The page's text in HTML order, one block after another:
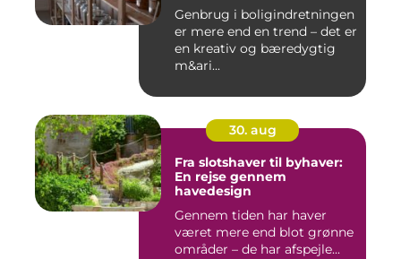
Genbrug i boligindretningen
er mere end en trend – det er
en kreativ og bæredygtig
m&ari...
30. aug
Fra slotshaver til byhaver:
En rejse gennem
havedesign
Gennem tiden har haver
været mere end blot grønne
områder – de har afspejle...